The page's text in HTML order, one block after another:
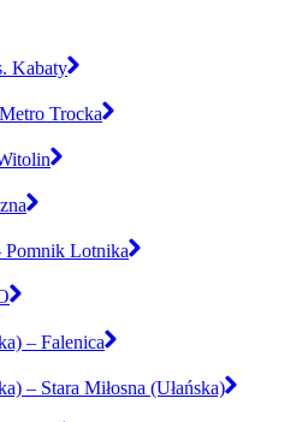
Kabaty
Trocka
Pomnik Lotnika
– Falenica
– Stara Miłosna (Ułańska)